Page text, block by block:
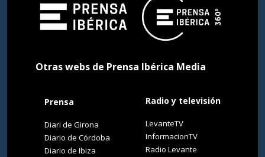
Otras webs de Prensa Ibérica Media
Prensa
Diari de Girona
Diario de Córdoba
Diario de Ibiza
Radio y televisión
LevanteTV
InformacionTV
Radio Levante